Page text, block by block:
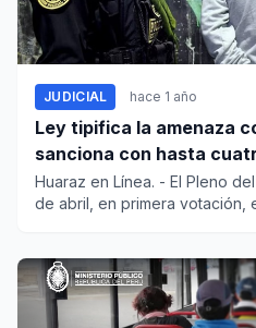
JUDICIAL hace 1 año
Ley tipifica la amenaza
sanciona con hasta
Huaraz en Línea. - El Pleno
de abril, en primera votación,